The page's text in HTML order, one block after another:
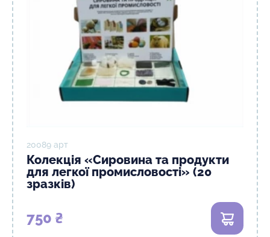
20089 арт
Колекція «Сировина та продукти
для легкої промисловості» (20
зразків)
750 ₴